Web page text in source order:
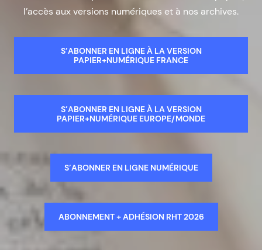
l’accès aux versions numériques et à nos archives.
S’ABONNER EN LIGNE À LA VERSION
PAPIER+NUMÉRIQUE FRANCE
S’ABONNER EN LIGNE À LA VERSION
PAPIER+NUMÉRIQUE EUROPE/MONDE
S’ABONNER EN LIGNE NUMÉRIQUE
ABONNEMENT + ADHÉSION RHT 2026